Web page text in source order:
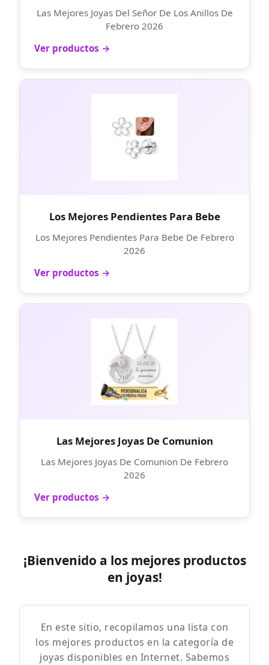
Las Mejores Joyas Del Señor De Los Anillos De
Febrero 2026
Ver productos →
Los Mejores Pendientes Para Bebe
Los Mejores Pendientes Para Bebe De Febrero
2026
Ver productos →
Las Mejores Joyas De Comunion
Las Mejores Joyas De Comunion De Febrero
2026
Ver productos →
¡Bienvenido a los mejores productos
en joyas!
En este sitio, recopilamos una lista con
los mejores productos en la categoría de
joyas disponibles en Internet. Sabemos